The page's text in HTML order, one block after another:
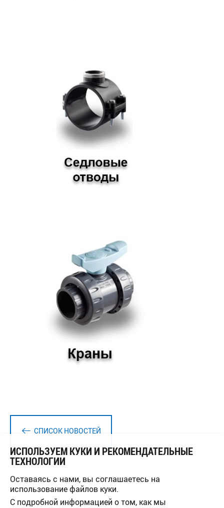
СПИСОК НОВОСТЕЙ
ИСПОЛЬЗУЕМ КУКИ И РЕКОМЕНДАТЕЛЬНЫЕ
ТЕХНОЛОГИИ
Оставаясь с нами, вы соглашаетесь на
использование файлов куки.
С подробной информацией о том, как мы